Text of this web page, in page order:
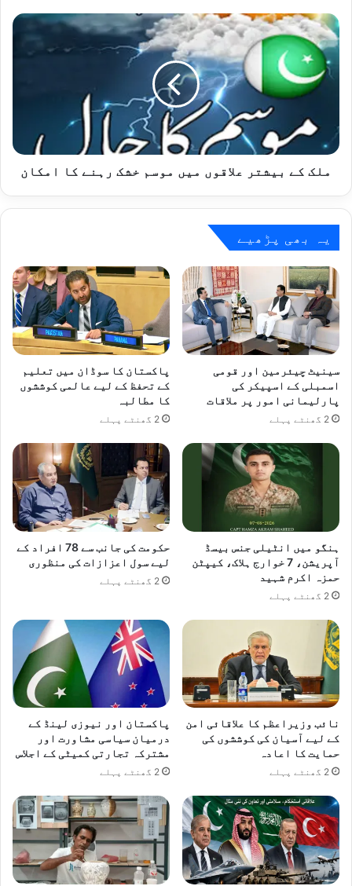
ملک
کے
بیشتر
علاقوں
رہنے
کا
امکان
ملک کے بیشتر علاقوں میں موسم خشک رہنے کا امکان
یہ بھی پڑھیے
سینیٹ چیئرمین اور قومی
اسمبلی کے اسپیکر کی
پارلیمانی امور پر ملاقات
2 گھنٹے پہلے
پاکستان کا سوڈان میں تعلیم
کے تحفظ کے لیے عالمی کوششوں
کا مطالبہ
2 گھنٹے پہلے
ہنگو میں انٹیلی جنس بیسڈ
آپریشن، 7 خوارج ہلاک، کیپٹن
حمزہ اکرم شہید
2 گھنٹے پہلے
حکومت کی جانب سے 78 افراد کے
لیے سول اعزازات کی منظوری
2 گھنٹے پہلے
نائب وزیراعظم کا علاقائی امن
کے لیے آسیان کی کوششوں کی
حمایت کا اعادہ
2 گھنٹے پہلے
پاکستان اور نیوزی لینڈ کے
درمیان سیاسی مشاورت اور
مشترکہ تجارتی کمیٹی کے اجلاس
2 گھنٹے پہلے